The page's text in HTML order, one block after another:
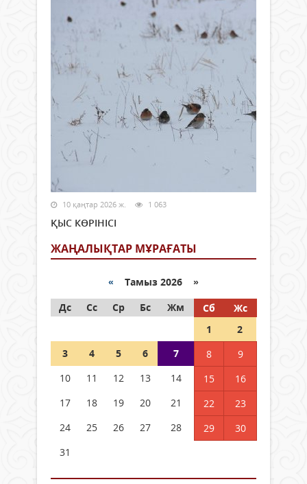
10 қаңтар 2026 ж. 1 063
ҚЫС КӨРІНІСІ
ЖАҢАЛЫҚТАР МҰРАҒАТЫ
« Тамыз 2026 »
Дс
Сс Ср Бс Жм Сб
Жс
1
2
3
4 5 6 7 8
9
10
11 12 13 14 15
16
17
18 19 20 21 22
23
24
25 26 27 28 29
30
31